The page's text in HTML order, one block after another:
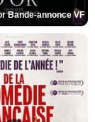
Bande-annonce VF